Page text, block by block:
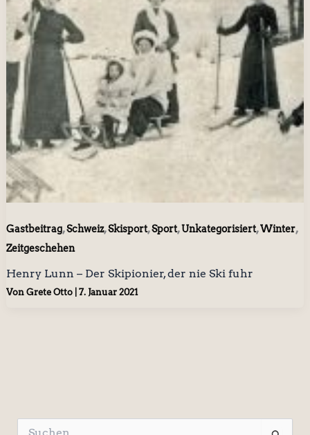
Gastbeitrag,Schweiz,Skisport,Sport,Unkategorisiert,Winter,
Zeitgeschehen
Henry Lunn – Der Skipionier, der nie Ski fuhr
Von Grete Otto 7. Januar 2021